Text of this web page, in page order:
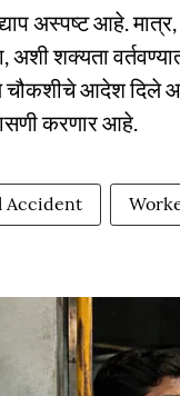
अस्पष्ट आहे.
अशी शक्यता
आदेश दिले
करणार आहे.
Accident